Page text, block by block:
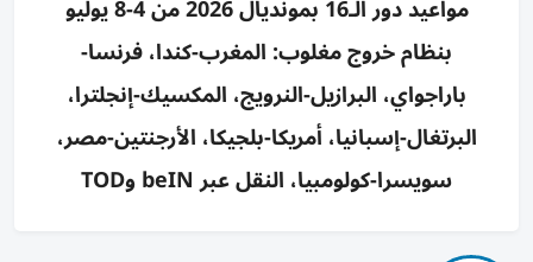
مواعيد دور الـ16 بمونديال 2026 من 4-8 يوليو
بنظام خروج مغلوب: المغرب-كندا، فرنسا-
باراجواي، البرازيل-النرويج، المكسيك-إنجلترا،
البرتغال-إسبانيا، أمريكا-بلجيكا، الأرجنتين-مصر،
سويسرا-كولومبيا، النقل عبر beIN وTOD